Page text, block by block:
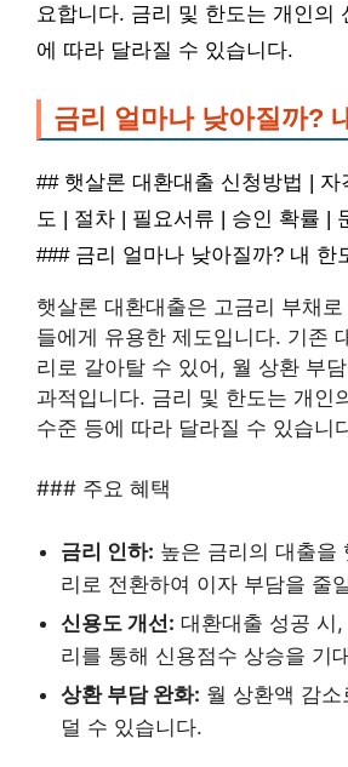
요합니다. 금리 및 한도는 개인의
에 따라 달라질 수 있습니다.
금리 얼마나 낮아질까?
## 햇살론 대환대출 신청방법 |
도 | 절차 | 필요서류 | 승인 확률 |
### 금리 얼마나 낮아질까? 내 한
햇살론 대환대출은 고금리 부채
들에게 유용한 제도입니다. 기존
리로 갈아탈 수 있어, 월 상환 부
과적입니다. 금리 및 한도는 개인
수준 등에 따라 달라질 수 있습니
### 주요 혜택
금리 인하: 높은 금리의 대출을
리로 전환하여 이자 부담을 줄
신용도 개선: 대환대출 성공 시
리를 통해 신용점수 상승을 기
상환 부담 완화: 월 상환액 감
덜 수 있습니다.